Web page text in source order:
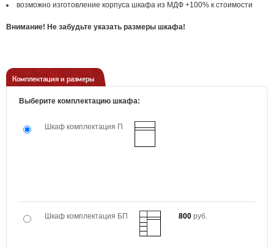
возможно изготовление корпуса шкафа из МДФ +100% к стоимости
Внимание! Не забудьте указать размеры шкафа!
Комплектация и размеры
Выберите комплектацию шкафа:
Шкаф комплектация П
Шкаф комплектация БП 800 руб.